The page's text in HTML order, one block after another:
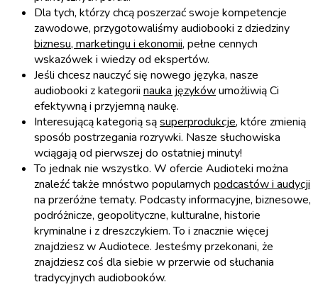
Dla tych, którzy chcą poszerzać swoje kompetencje
zawodowe, przygotowaliśmy audiobooki z dziedziny
biznesu, marketingu i ekonomii, pełne cennych
wskazówek i wiedzy od ekspertów.
Jeśli chcesz nauczyć się nowego języka, nasze
audiobooki z kategorii nauka językówumożliwią Ci
efektywną i przyjemną naukę.
Interesującą kategorią sąsuperprodukcje, które zmienią
sposób postrzegania rozrywki. Nasze słuchowiska
wciągają od pierwszej do ostatniej minuty!
To jednak nie wszystko. W ofercie Audioteki można
znaleźć także mnóstwo popularnych podcastów i audycji
na przeróżne tematy. Podcasty informacyjne, biznesowe,
podróżnicze, geopolityczne, kulturalne, historie
kryminalne i z dreszczykiem. To i znacznie więcej
znajdziesz w Audiotece. Jesteśmy przekonani, że
znajdziesz coś dla siebie w przerwie od słuchania
tradycyjnych audiobooków.